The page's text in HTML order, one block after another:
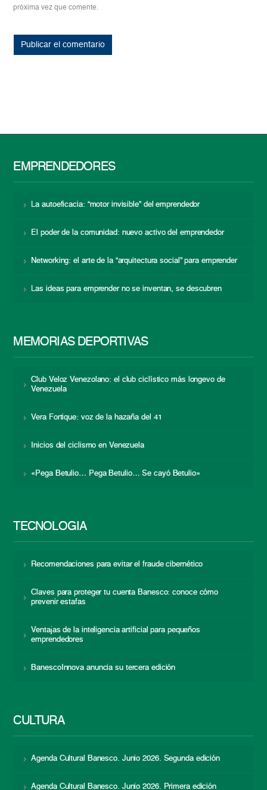
próxima vez que comente.
EMPRENDEDORES
La autoeficacia: “motor invisible” del emprendedor
El poder de la comunidad: nuevo activo del emprendedor
Networking: el arte de la “arquitectura social” para emprender
Las ideas para emprender no se inventan, se descubren
MEMORIAS DEPORTIVAS
Club Veloz Venezolano: el club ciclístico más longevo de
Venezuela
Vera Fortique: voz de la hazaña del 41
Inicios del ciclismo en Venezuela
«Pega Betulio… Pega Betulio… Se cayó Betulio»
TECNOLOGÍA
Recomendaciones para evitar el fraude cibernético
Claves para proteger tu cuenta Banesco: conoce cómo
prevenir estafas
Ventajas de la inteligencia artificial para pequeños
emprendedores
BanescoInnova anuncia su tercera edición
CULTURA
Agenda Cultural Banesco. Junio 2026. Segunda edición
Agenda Cultural Banesco. Junio 2026. Primera edición